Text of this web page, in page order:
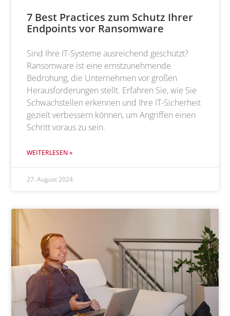
7 Best Practices zum Schutz Ihrer
Endpoints vor Ransomware
Sind Ihre IT-Systeme ausreichend geschützt?
Ransomware ist eine ernstzunehmende
Bedrohung, die Unternehmen vor großen
Herausforderungen stellt. Erfahren Sie, wie Sie
Schwachstellen erkennen und Ihre IT-Sicherheit
gezielt verbessern können, um Angriffen einen
Schritt voraus zu sein.
WEITERLESEN »
27. August 2024